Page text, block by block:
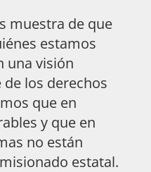
muestra de que
estamos
una visión
los derechos
que en
y que en
no están
estatal.